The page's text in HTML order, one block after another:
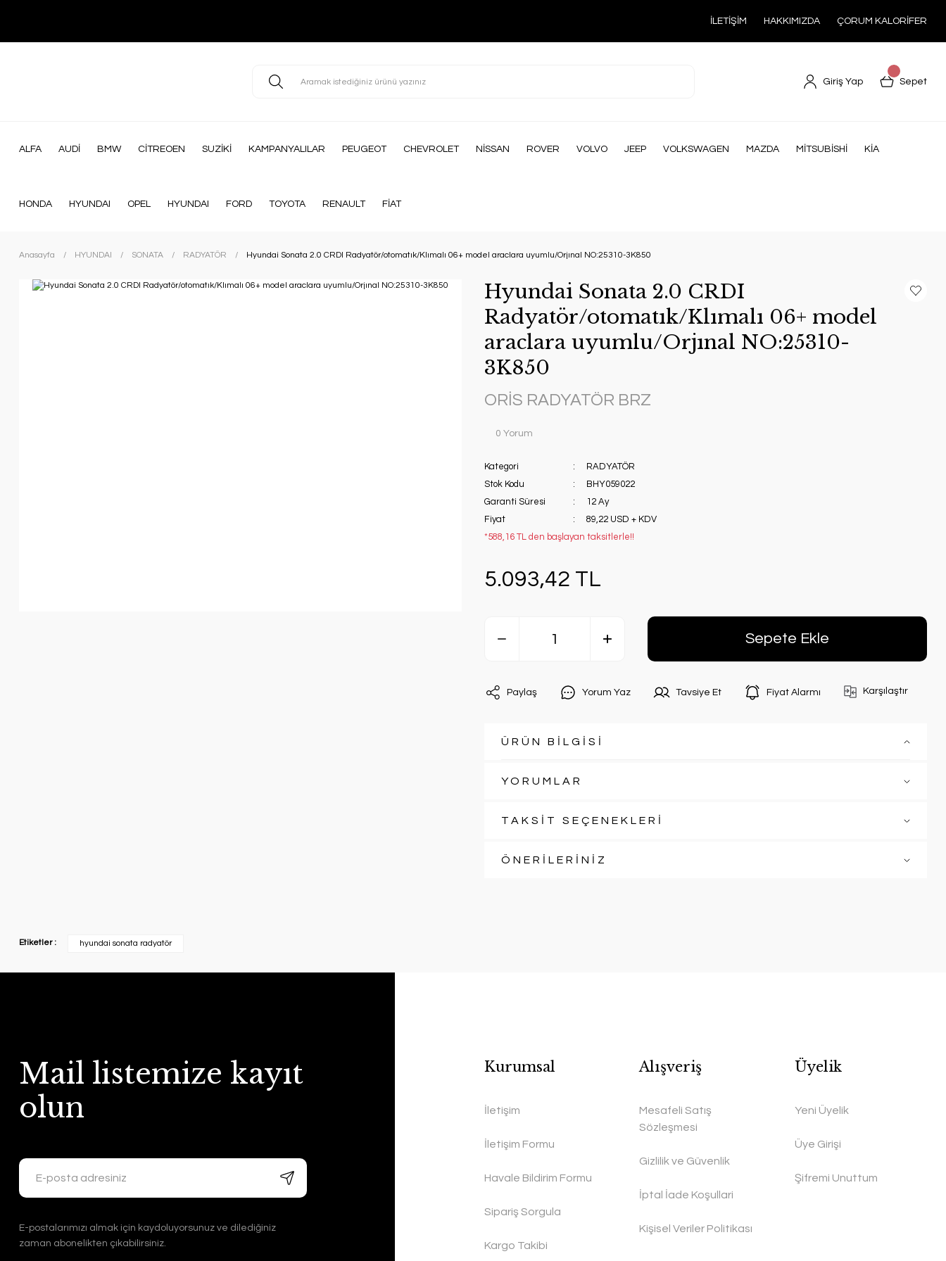
İLETİŞİM HAKKIMIZDA ÇORUM KALORİFER
Giriş Yap Sepet
ALFA AUDİ BMW CİTREOEN SUZİKİ KAMPANYALILAR PEUGEOT CHEVROLET NİSSAN ROVER VOLVO JEEP VOLKSWAGEN MAZDA MİTSUBİSHİ KİA
HONDA HYUNDAI OPEL HYUNDAI FORD TOYOTA RENAULT FİAT
Anasayfa HYUNDAI SONATA RADYATÖR Hyundai Sonata 2.0 CRDI Radyatör/otomatık/Klımalı 06+ model araclara uyumlu/Orjınal NO:25310-3K850
Hyundai Sonata 2.0 CRDI
Radyatör/otomatık/Klımalı 06+ model
araclara uyumlu/Orjınal NO:25310-
3K850
ORİS RADYATÖR BRZ
0 Yorum
Kategori
RADYATÖR
Stok Kodu
BHY059022
Garanti Süresi
12 Ay
Fiyat
89,22 USD + KDV
*588,16 TL den başlayan taksitlerle!!
5.093,42 TL
Sepete Ekle
Paylaş Yorum Yaz Tavsiye Et Fiyat Alarmı Karşılaştır
ÜRÜN BİLGİSİ
YORUMLAR
TAKSİT SEÇENEKLERİ
ÖNERİLERİNİZ
Etiketler : hyundai sonata radyatör
Mail listemize kayıt
olun
E-postalarımızı almak için kaydoluyorsunuz ve dilediğiniz
zaman abonelikten çıkabilirsiniz.
Kurumsal
İletişim
İletişim Formu
Havale Bildirim Formu
Sipariş Sorgula
Kargo Takibi
Alışveriş
Mesafeli Satış
Sözleşmesi
Gizlilik ve Güvenlik
İptal İade Koşullari
Kişisel Veriler Politikası
Üyelik
Yeni Üyelik
Üye Girişi
Şifremi Unuttum